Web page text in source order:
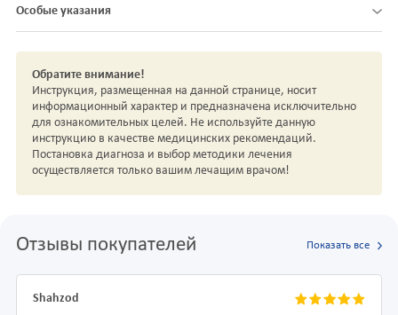
Особые указания
Обратите внимание!
Инструкция, размещенная на данной странице, носит
информационный характер и предназначена исключительно
для ознакомительных целей. Не используйте данную
инструкцию в качестве медицинских рекомендаций.
Постановка диагноза и выбор методики лечения
осуществляется только вашим лечащим врачом!
Отзывы покупателей Показать все
Shahzod